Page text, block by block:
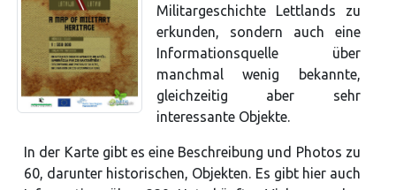
Militargeschichte Lettlands zu
erkunden, sondern auch eine
Informationsquelle über
manchmal wenig bekannte,
gleichzeitig aber sehr
interessante Objekte.
In der Karte gibt es eine Beschreibung und Photos zu
60, darunter historischen, Objekten. Es gibt hier auch